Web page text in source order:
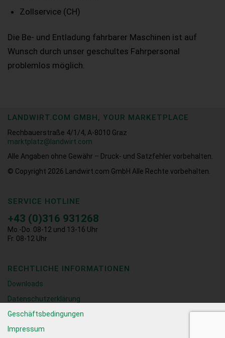
Zollservice (CH)
Die Be- und Entladung fahrbarer Maschinen ist auf
Wunsch durch unser geschultes Fahrpersonal
problemlos möglich.
LANDWIRT.COM GMBH, YOUR MARKETPLACE
Rechbauerstraße 4/1/4, A-8010 Graz
marktplatz@landwirt.com
Alle Angaben ohne Gewähr – Druck- und Satzfehler vorbehalten.
© Copyright 2026 Landwirt.com GmbH Alle Rechte vorbehalten.
SERVICE HOTLINE
+43 (0)316 931268
Mo.-Do. 08-12 und 13-16 Uhr
Fr. 08-12 Uhr
RECHTLICHE INFORMATIONEN
Downloads
Datenschutzerklärung
Geschäftsbedingungen
Impressum